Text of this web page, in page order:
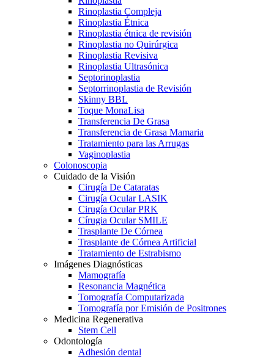
Rinoplastia Compleja
Rinoplastia Étnica
Rinoplastia étnica de revisión
Rinoplastia no Quirúrgica
Rinoplastia Revisiva
Rinoplastia Ultrasónica
Septorinoplastia
Septorrinoplastia de Revisión
Skinny BBL
Toque MonaLisa
Transferencia De Grasa
Transferencia de Grasa Mamaria
Tratamiento para las Arrugas
Vaginoplastia
Colonoscopia
Cuidado de la Visión
Cirugía De Cataratas
Cirugía Ocular LASIK
Cirugía Ocular PRK
Círugia Ocular SMILE
Trasplante De Córnea
Trasplante de Córnea Artificial
Tratamiento de Estrabismo
Imágenes Diagnósticas
Mamografía
Resonancia Magnética
Tomografía Computarizada
Tomografía por Emisión de Positrones
Medicina Regenerativa
Stem Cell
Odontología
Adhesión dental